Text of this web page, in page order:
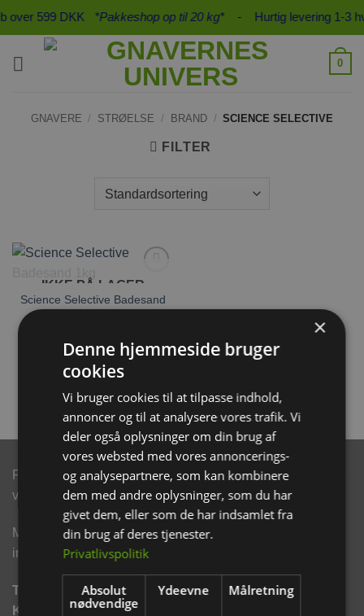
Fortsæt
over 599 DKK *Pakkeshop op til 20 kg*- Hurtig levering 1-3
0
GNAVERE / STRØELSE / BRAND / SCIENCE SELECTIVE
FILTER
Tilføj til
ønskeliste
IKKE PÅ LAGER
Science Selective Badesand
57,00kr.
LÆS MERE
Følg os på de sociale medier, hvor du kan se vores nyeste
varer og gode tilbud.
Modtag eksklusive e-mails med rabatter og produkt
informationer.
TILMELD NYHEDSBREV
KLIK HER.
×
Denne hjemmeside bruger
cookies
Vi bruger cookies til at tilpasse indhold,
annoncer og til at analysere vores trafik. Vi
deler også oplysninger om din brug af
vores websted med vores annoncerings-
og analysepartnere, som kan kombinere
dem med andre oplysninger, som du har
givet dem, eller som de har indsamlet fra
din brug af deres tjenester.
Privatlivspolitik
Absolut
nødvendige
Ydeevne Målretning